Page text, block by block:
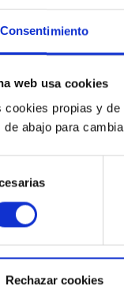
Consentimiento
web usa cookies
cookies propias y
de abajo para
Rechazar cookies